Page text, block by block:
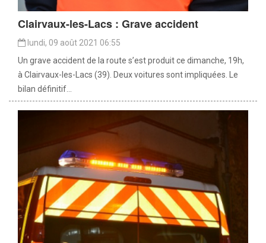
Clairvaux-les-Lacs : Grave accident
lundi, 09 août 2021 06:55
Un grave accident de la route s’est produit ce dimanche, 19h,
à Clairvaux-les-Lacs (39). Deux voitures sont impliquées. Le
bilan définitif...